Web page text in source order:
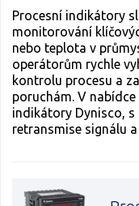
Procesní indikátory
monitorování
nebo teplota v
operátorům rychle
kontrolu procesu a
poruchám. V
indikátory Dynisco,
retransmise signálu